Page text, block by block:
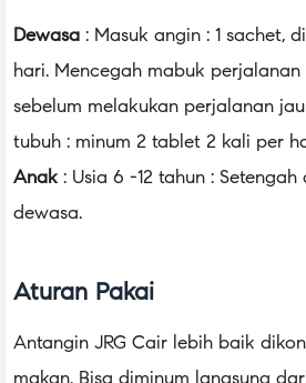
Dewasa : Masuk angin : 1 sachet,
hari. Mencegah mabuk perjalanan
sebelum melakukan perjalanan
tubuh : minum 2 tablet 2 kali per
Anak: Usia 6 -12 tahun :
dewasa.
Aturan Pakai
Antangin JRG Cair lebih baik